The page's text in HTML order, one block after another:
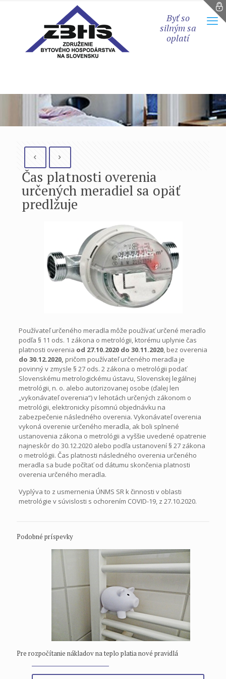
Byť so
silným sa
oplatí
Čas platnosti overenia
určených meradiel sa opäť
predlžuje
Používateľ určeného meradla môže používať určené meradlo
podľa § 11 ods. 1 zákona o metrológii, ktorému uplynie čas
platnosti overenia od 27.10.2020 do 30.11.2020, bez overenia
do 30.12.2020, pričom používateľ určeného meradla je
povinný v zmysle § 27 ods. 2 zákona o metrológii podať
Slovenskému metrologickému ústavu, Slovenskej legálnej
metrológii, n. o. alebo autorizovanej osobe (ďalej len
„vykonávateľ overenia“) v lehotách určených zákonom o
metrológii, elektronicky písomnú objednávku na
zabezpečenie následného overenia. Vykonávateľ overenia
vykoná overenie určeného meradla, ak boli splnené
ustanovenia zákona o metrológii a vyššie uvedené opatrenie
najneskôr do 30.12.2020 alebo podľa ustanovení § 27 zákona
o metrológii. Čas platnosti následného overenia určeného
meradla sa bude počítať od dátumu skončenia platnosti
overenia určeného meradla.
Vyplýva to z usmernenia ÚNMS SR k činnosti v oblasti
metrológie v súvislosti s ochorením COVID-19, z 27.10.2020.
Podobné príspevky
Pre rozpočítanie nákladov na teplo platia nové pravidlá